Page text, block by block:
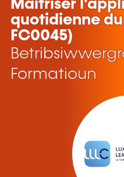
Maîtriser
quotidienne du
FC0045)
Formatioun